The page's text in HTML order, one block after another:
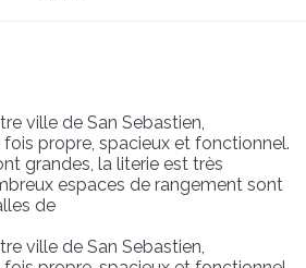
ville de San Sebastien,
fois propre, spacieux et fonctionnel.
grandes, la literie est très
espaces de rangement sont
de
ville de San Sebastien,